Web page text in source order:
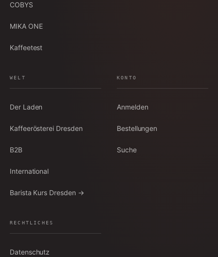
COBYS
MIKA ONE
Kaffeetest
WELT
Der Laden
Kaffeerösterei Dresden
B2B
International
Barista Kurs Dresden →
KONTO
Anmelden
Bestellungen
Suche
RECHTLICHES
Datenschutz